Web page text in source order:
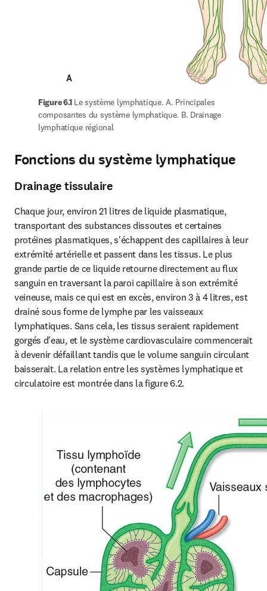
Figure 6.1 Le système lymphatique. A. Principales
composantes du système lymphatique. B. Drainage
lymphatique régional
Fonctions du système lymphatique
Drainage tissulaire
Chaque jour, environ 21 litres de liquide plasmatique,
transportant des substances dissoutes et certaines
protéines plasmatiques, s'échappent des capillaires à leur
extrémité artérielle et passent dans les tissus. Le plus
grande partie de ce liquide retourne directement au flux
sanguin en traversant la paroi capillaire à son extrémité
veineuse, mais ce qui est en excès, environ 3 à 4 litres, est
drainé sous forme de lymphe par les vaisseaux
lymphatiques. Sans cela, les tissus seraient rapidement
gorgés d'eau, et le système cardiovasculaire commencerait
à devenir défaillant tandis que le volume sanguin circulant
baisserait. La relation entre les systèmes lymphatique et
circulatoire est montrée dans la figure 6.2.